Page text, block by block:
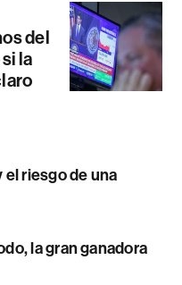
del
la
el riesgo de una
la gran ganadora